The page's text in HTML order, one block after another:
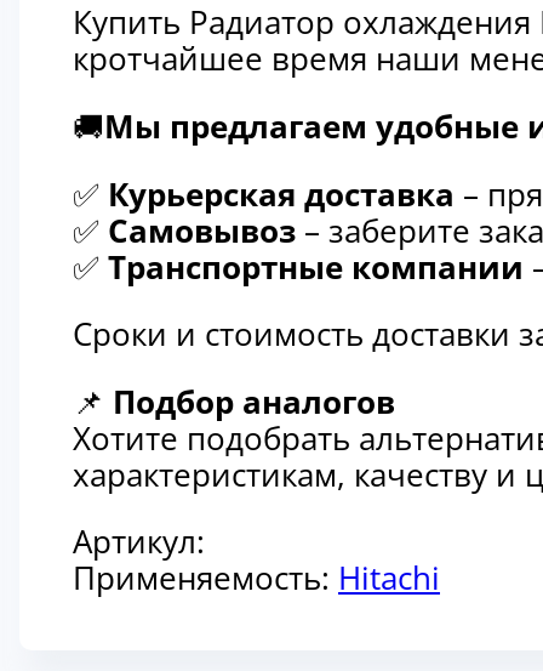
Купить Радиатор
кротчайшее время наши
🚚Мы предлагаем удобные
✅ Курьерская доставка –
✅ Самовывоз – заберите
✅ Транспортные компании
Сроки и стоимость доставки
📌 Подбор аналогов
Хотите подобрать
характеристикам, качеству
Артикул:
Применяемость: Hitachi